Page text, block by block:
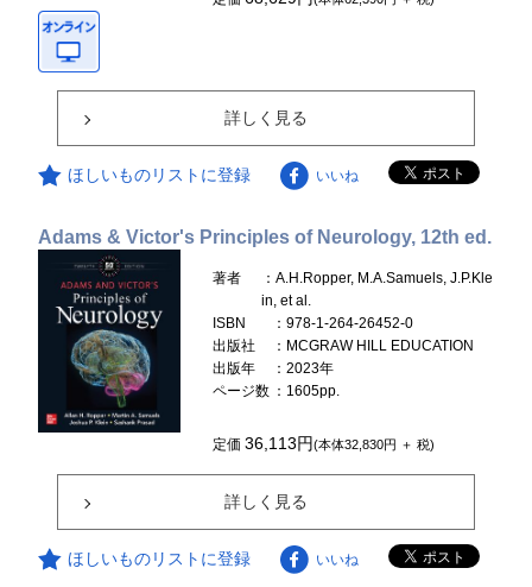
詳しく見る
ほしいものリストに登録 いいね
Adams & Victor's Principles of Neurology, 12th ed.
著者
：A.H.Ropper, M.A.Samuels, J.P.Kle
in, et al.
ISBN
：978-1-264-26452-0
出版社
：MCGRAW HILL EDUCATION
出版年
：2023年
ページ数 ：1605pp.
定価36,113円(本体32,830円 ＋ 税)
詳しく見る
ほしいものリストに登録 いいね